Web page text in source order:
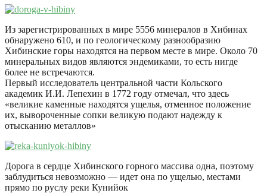
Из зарегистрированных в мире 5556 минералов в Хибинах
обнаружено 610, и по геологическому разнообразию
Хибинские горы находятся на первом месте в мире. Около 70
минеральных видов являются эндемиками, то есть нигде
более не встречаются.
Первый исследователь центральной части Кольского
академик И.И. Лепехин в 1772 году отмечал, что здесь
«великие каменные находятся ущелья, отменное положение
их, вывороченные сопки великую подают надежду к
отысканию металлов»
Дорога в сердце Хибинского горного массива одна, поэтому
заблудиться невозможно — идет она по ущелью, местами
прямо по руслу реки Кунийок